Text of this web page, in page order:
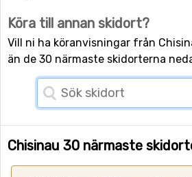
Köra till annan skidort?
Vill ni ha köranvisningar från
än de 30 närmaste skidorterna
Chisinau 30 närmaste